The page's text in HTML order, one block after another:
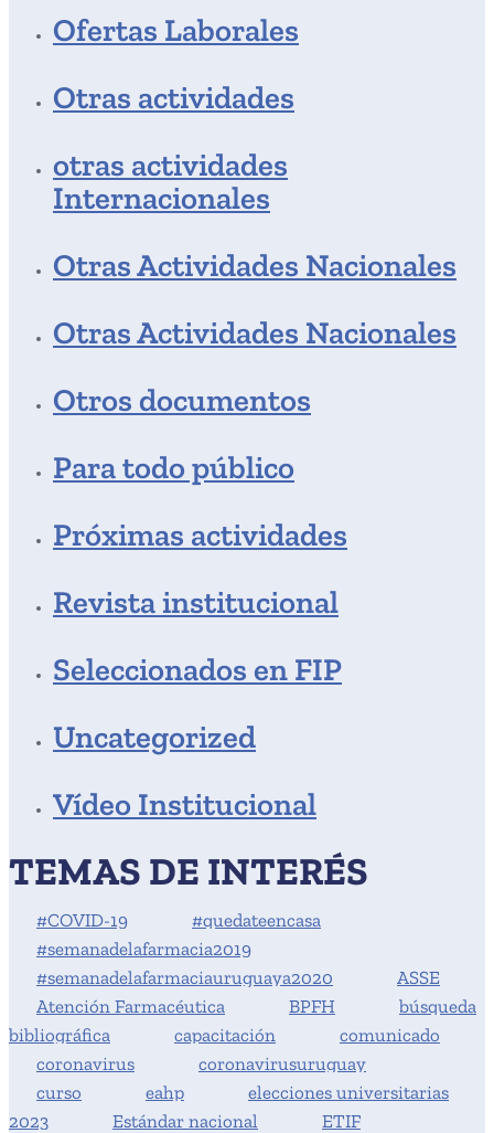
Ofertas Laborales
Otras actividades
otras actividades
Internacionales
Otras Actividades Nacionales
Otras Actividades Nacionales
Otros documentos
Para todo público
Próximas actividades
Revista institucional
Seleccionados en FIP
Uncategorized
Vídeo Institucional
TEMAS DE INTERÉS
#COVID-19
#quedateencasa
#semanadelafarmacia2019
#semanadelafarmaciauruguaya2020
ASSE
Atención Farmacéutica
BPFH
búsqueda
bibliográfica
capacitación
comunicado
coronavirus
coronavirusuruguay
curso
eahp
elecciones universitarias
2023
Estándar nacional
ETIF